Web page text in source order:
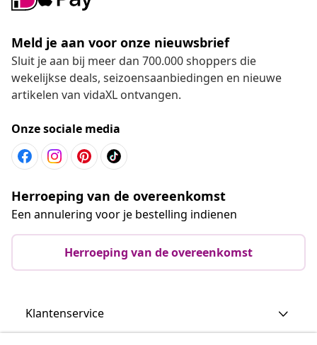
Meld je aan voor onze nieuwsbrief
Sluit je aan bij meer dan 700.000 shoppers die
wekelijkse deals, seizoensaanbiedingen en nieuwe
artikelen van vidaXL ontvangen.
Onze sociale media
Herroeping van de overeenkomst
Een annulering voor je bestelling indienen
Herroeping van de overeenkomst
Klantenservice